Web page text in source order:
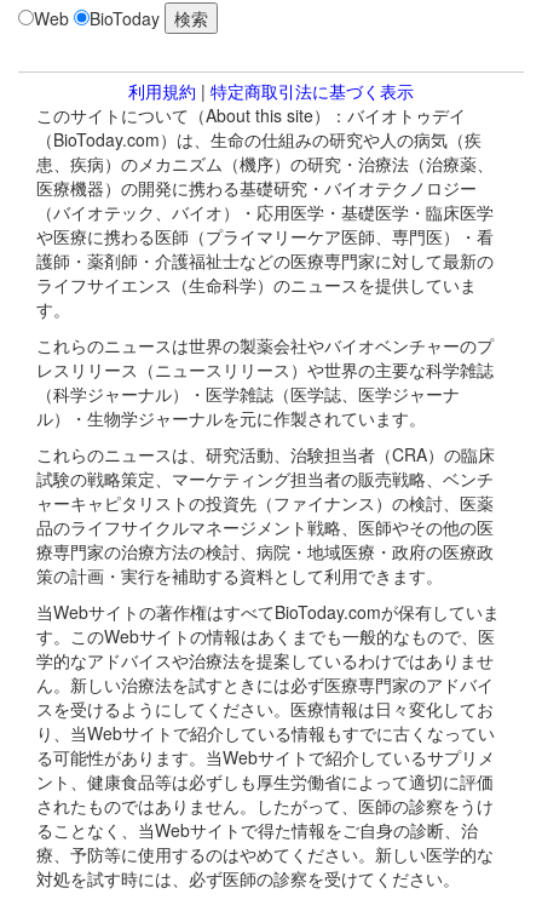
Web BioToday
利用規約 | 特定商取引法に基づく表示
このサイトについて（About this site）：バイオトゥデイ
（BioToday.com）は、生命の仕組みの研究や人の病気（疾
患、疾病）のメカニズム（機序）の研究・治療法（治療薬、
医療機器）の開発に携わる基礎研究・バイオテクノロジー
（バイオテック、バイオ）・応用医学・基礎医学・臨床医学
や医療に携わる医師（プライマリーケア医師、専門医）・看
護師・薬剤師・介護福祉士などの医療専門家に対して最新の
ライフサイエンス（生命科学）のニュースを提供していま
す。
これらのニュースは世界の製薬会社やバイオベンチャーのプ
レスリリース（ニュースリリース）や世界の主要な科学雑誌
（科学ジャーナル）・医学雑誌（医学誌、医学ジャーナ
ル）・生物学ジャーナルを元に作製されています。
これらのニュースは、研究活動、治験担当者（CRA）の臨床
試験の戦略策定、マーケティング担当者の販売戦略、ベンチ
ャーキャピタリストの投資先（ファイナンス）の検討、医薬
品のライフサイクルマネージメント戦略、医師やその他の医
療専門家の治療方法の検討、病院・地域医療・政府の医療政
策の計画・実行を補助する資料として利用できます。
当Webサイトの著作権はすべてBioToday.comが保有していま
す。このWebサイトの情報はあくまでも一般的なもので、医
学的なアドバイスや治療法を提案しているわけではありませ
ん。新しい治療法を試すときには必ず医療専門家のアドバイ
スを受けるようにしてください。医療情報は日々変化してお
り、当Webサイトで紹介している情報もすでに古くなってい
る可能性があります。当Webサイトで紹介しているサプリメ
ント、健康食品等は必ずしも厚生労働省によって適切に評価
されたものではありません。したがって、医師の診察をうけ
ることなく、当Webサイトで得た情報をご自身の診断、治
療、予防等に使用するのはやめてください。新しい医学的な
対処を試す時には、必ず医師の診察を受けてください。